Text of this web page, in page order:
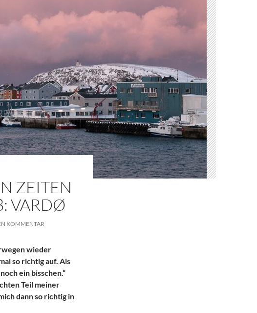
ZEITEN
VARDØ
KOMMENTAR
wieder
so richtig auf. Als
ein bisschen.“
Teil meiner
dann so richtig in